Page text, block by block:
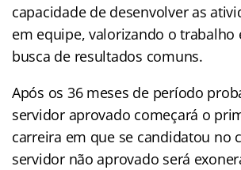
capacidade de desenvolver as
em equipe, valorizando o trabalho
busca de resultados comuns.
Após os 36 meses de período
servidor aprovado começará o
carreira em que se candidatou no
servidor não aprovado será